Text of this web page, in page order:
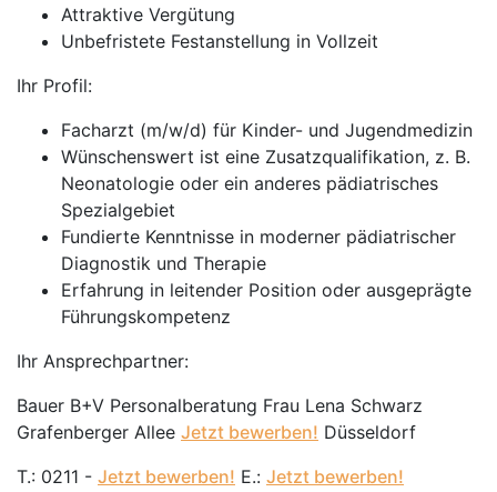
Attraktive Vergütung
Unbefristete Festanstellung in Vollzeit
Ihr Profil:
Facharzt (m/w/d) für Kinder- und Jugendmedizin
Wünschenswert ist eine Zusatzqualifikation, z. B.
Neonatologie oder ein anderes pädiatrisches
Spezialgebiet
Fundierte Kenntnisse in moderner pädiatrischer
Diagnostik und Therapie
Erfahrung in leitender Position oder ausgeprägte
Führungskompetenz
Ihr Ansprechpartner:
Bauer B+V Personalberatung Frau Lena Schwarz
Grafenberger Allee Jetzt bewerben! Düsseldorf
T.: 0211 - Jetzt bewerben! E.: Jetzt bewerben!